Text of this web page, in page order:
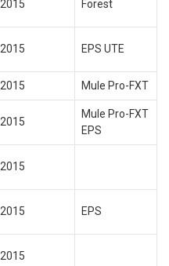
2015 Forest
2015 EPS UTE
2015 Mule Pro-FXT
2015
Mule Pro-FXT
EPS
2015
2015 EPS
2015